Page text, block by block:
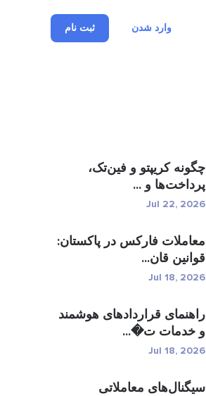
وارد شدن ثبت نام
چگونه کریپتو و فین‌تک،
پرداخت‌ها و ...
Jul 22, 2026
معاملات فارکس در پاکستان:
قوانین قان...
Jul 18, 2026
راهنمای قراردادهای هوشمند
و خدمات ت�...
Jul 18, 2026
سیگنال‌های معاملاتی